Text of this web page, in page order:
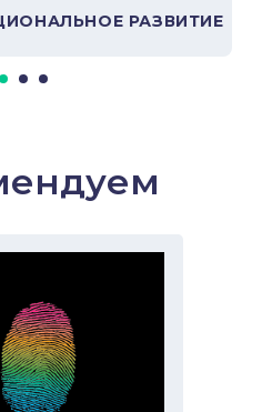
РАЗВИТИЕ